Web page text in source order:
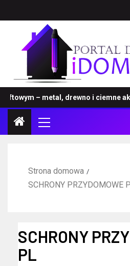
– metal, drewno i ciemne
Strona domowa
SCHRONY PRZYDOMOWE
SCHRONY
PL